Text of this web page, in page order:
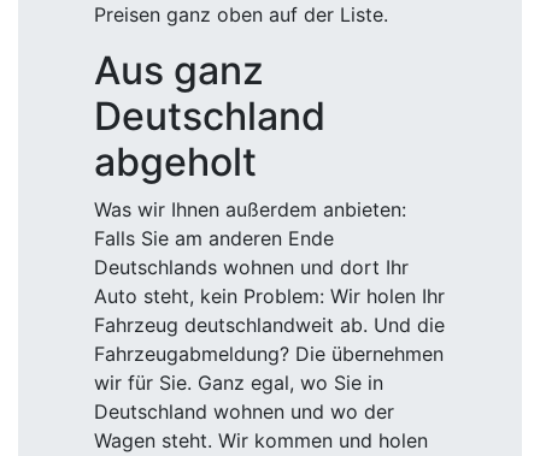
Preisen ganz oben auf der Liste.
Aus ganz
Deutschland
abgeholt
Was wir Ihnen außerdem anbieten:
Falls Sie am anderen Ende
Deutschlands wohnen und dort Ihr
Auto steht, kein Problem: Wir holen Ihr
Fahrzeug deutschlandweit ab. Und die
Fahrzeugabmeldung? Die übernehmen
wir für Sie. Ganz egal, wo Sie in
Deutschland wohnen und wo der
Wagen steht. Wir kommen und holen